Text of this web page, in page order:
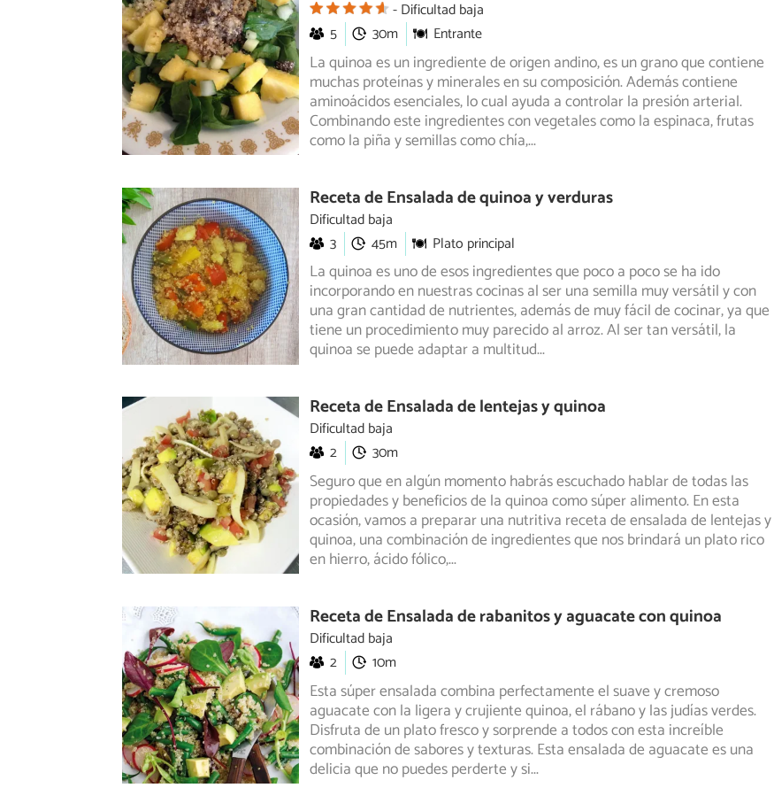
Dificultad baja
5
30m Entrante
La quinoa es un ingrediente de origen andino, es un grano que contiene
muchas proteínas y minerales en su composición. Además contiene
aminoácidosesenciales, lo cual ayuda a controlar la presión arterial.
Combinando este ingredientes con vegetales como la espinaca, frutas
como la piña y semillas como chía,...
Receta de Ensalada de quinoa y verduras
Dificultad baja
3
45m Plato principal
La quinoa es uno de esos ingredientes que poco a poco se ha ido
incorporando en nuestras cocinas al ser una semilla muy versátil y con
una grancantidad de nutrientes, además de muy fácil de cocinar, ya que
tiene un procedimiento muy parecido al arroz. Al ser tan versátil, la
quinoa se puede adaptar a multitud...
Receta de Ensalada de lentejas y quinoa
Dificultad baja
2
30m
Seguro que en algún momento habrás escuchado hablar de todas las
propiedades y beneficios de la quinoa como súper alimento. En esta
ocasión,vamos a preparar una nutritiva receta de ensalada de lentejas y
quinoa, una combinación de ingredientes que nos brindará un plato rico
en hierro, ácido fólico,...
Receta de Ensalada de rabanitos y aguacate con quinoa
Dificultad baja
2
10m
Esta súper ensalada combina perfectamente el suave y cremoso
aguacate con la ligera y crujiente quinoa, el rábano y las judías verdes.
Disfrutade un plato fresco y sorprende a todos con esta increíble
combinación de sabores y texturas. Esta ensalada de aguacate es una
delicia que no puedes perderte y si...